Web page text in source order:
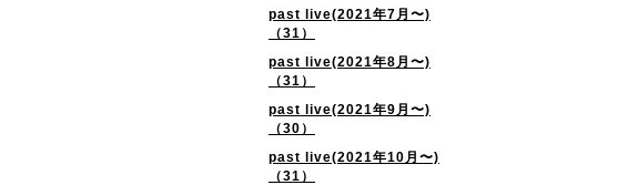
past live(2021年7月〜)
（31）
past live(2021年8月〜)
（31）
past live(2021年9月〜)
（30）
past live(2021年10月〜)
（31）